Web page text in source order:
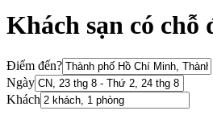
Khách sạn có
Điểm đến?
Ngày
Khách